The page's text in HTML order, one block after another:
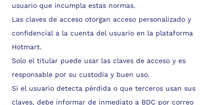
usuario que incumpla estas normas.
Las claves de acceso otorgan acceso personalizado y
confidencial a la cuenta del usuario en la plataforma
Hotmart.
Solo el titular puede usar las claves de acceso y es
responsable por su custodia y buen uso.
Si el usuario detecta pérdida o que terceros usan sus
claves, debe informar de inmediato a BDC por correo